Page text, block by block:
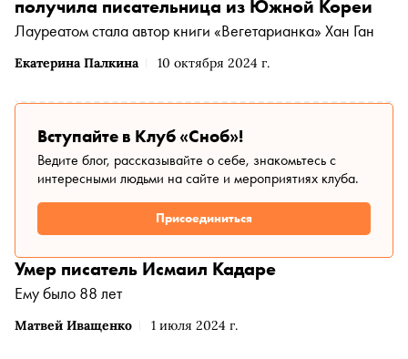
Екатерина Палкина 10 октября 2024 г.
получила писательница из Южной Кореи
Лауреатом стала автор книги «Вегетарианка» Хан Ган
Вступайте в Клуб «Сноб»!
Ведите блог, рассказывайте о себе, знакомьтесь с
интересными людьми на сайте и мероприятиях клуба.
Присоединиться
Матвей Иващенко 1 июля 2024 г.
Умер писатель Исмаил Кадаре
Ему было 88 лет